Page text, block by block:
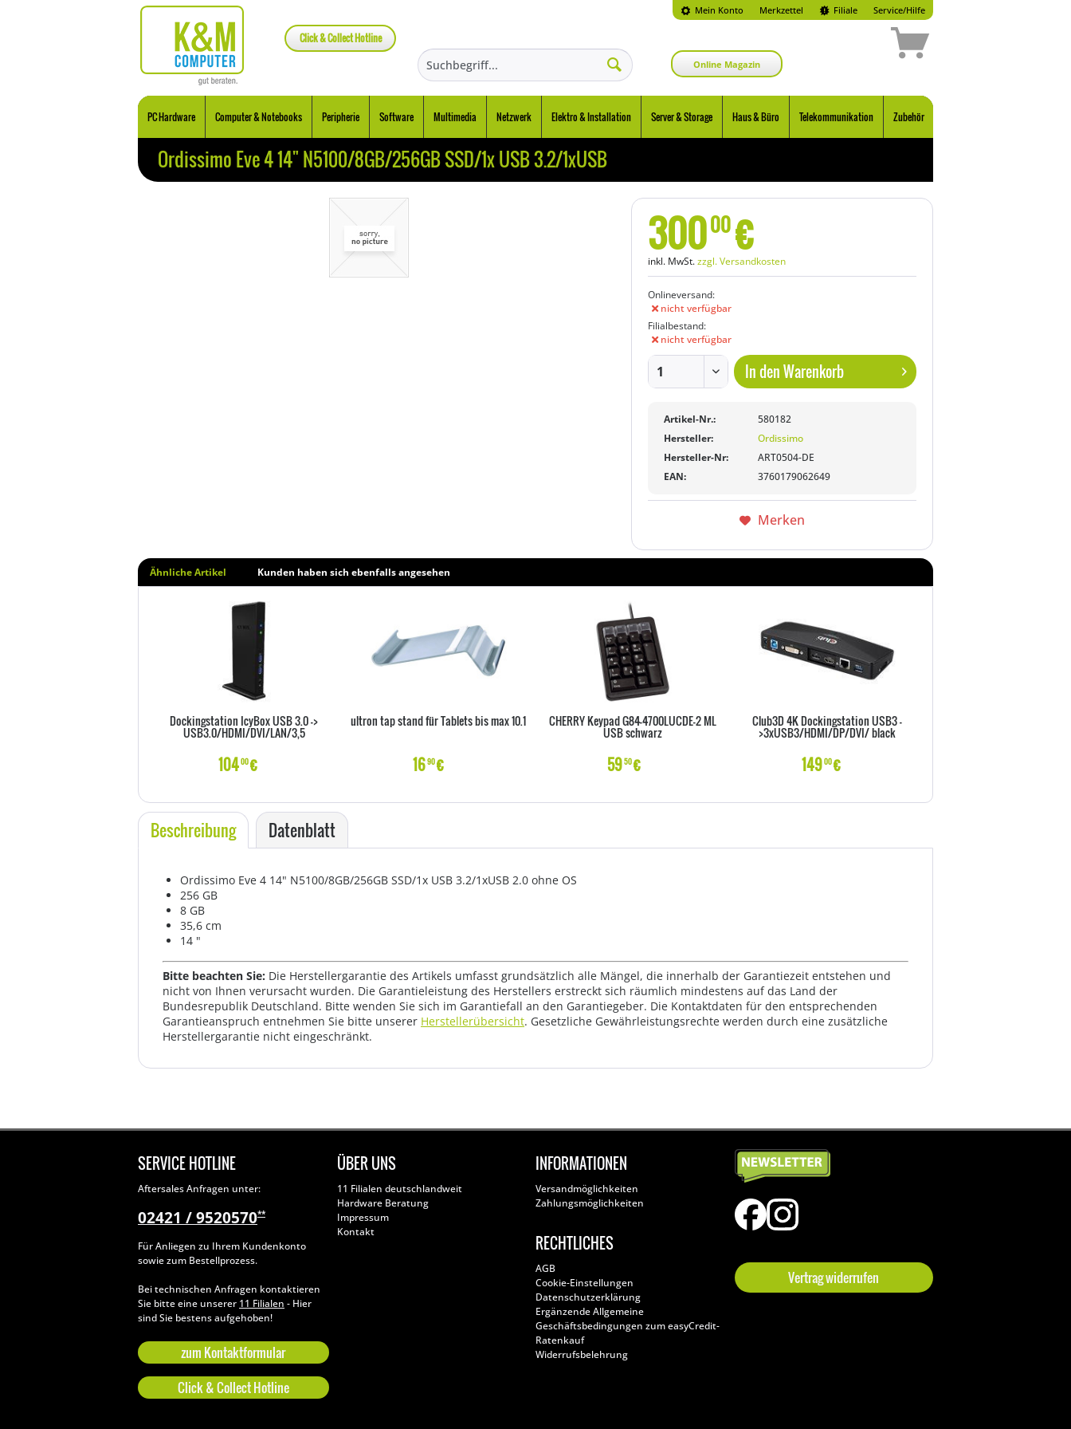
Mein Konto Merkzettel
Click & Collect Hotline
Filiale Service/Hilfe
Online Magazin
PC Hardware Computer & Notebooks Peripherie Software Multimedia Netzwerk Elektro & Installation Server & Storage Haus & Büro Telekommunikation Zubehör
Ordissimo Eve 4 14" N5100/8GB/256GB SSD/1x USB 3.2/1xUSB
30000€
inkl. MwSt.zzgl. Versandkosten
Onlineversand:
nicht verfügbar
Filialbestand:
nicht verfügbar
In denWarenkorb
Artikel-Nr.:
580182
Hersteller:
Ordissimo
Hersteller-Nr:
ART0504-DE
EAN:
3760179062649
Merken
Ähnliche Artikel Kunden haben sich ebenfalls angesehen
Dockingstation IcyBox USB 3.0 ->
USB3.0/HDMI/DVI/LAN/3,5
10400€
ultron tap stand für Tablets bis max 10.1
1690€
CHERRY Keypad G84-4700LUCDE-2 ML
USB schwarz
5950€
Club3D 4K Dockingstation USB3 -
>3xUSB3/HDMI/DP/DVI/ black
14900€
Beschreibung Datenblatt
Ordissimo Eve 4 14" N5100/8GB/256GB SSD/1x USB 3.2/1xUSB 2.0 ohne OS
256 GB
8 GB
35,6 cm
14 "
Bitte beachten Sie: Die Herstellergarantie des Artikels umfasst grundsätzlich alle Mängel, die innerhalb der Garantiezeit entstehen und
nicht von Ihnen verursacht wurden. Die Garantieleistung des Herstellers erstreckt sich räumlich mindestens auf das Land der
Bundesrepublik Deutschland. Bitte wenden Sie sich im Garantiefall an den Garantiegeber. Die Kontaktdaten für den entsprechenden
Garantieanspruch entnehmen Sie bitte unserer Herstellerübersicht. Gesetzliche Gewährleistungsrechte werden durch eine zusätzliche
Herstellergarantie nicht eingeschränkt.
SERVICE HOTLINE
Aftersales Anfragen unter:
02421 / 9520570**
Für Anliegen zu Ihrem Kundenkonto
sowie zum Bestellprozess.
Bei technischen Anfragen kontaktieren
Sie bitte eine unserer 11 Filialen - Hier
sind Sie bestens aufgehoben!
zum Kontaktformular
Click & Collect Hotline
ÜBER UNS
11 Filialen deutschlandweit
Hardware Beratung
Impressum
Kontakt
INFORMATIONEN
Versandmöglichkeiten
Zahlungsmöglichkeiten
RECHTLICHES
AGB
Cookie-Einstellungen
Datenschutzerklärung
Ergänzende Allgemeine
Geschäftsbedingungen zum easyCredit-
Ratenkauf
Widerrufsbelehrung
Vertrag widerrufen